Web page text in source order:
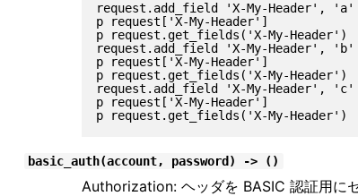
request.add_field 'X-My-Header', 'a'
p request['X-My-Header']
p request.get_fields('X-My-Header')
request.add_field 'X-My-Header', 'b'
p request['X-My-Header']
p request.get_fields('X-My-
request.add_field 'X-My-Header', 'c'
p request['X-My-Header']
basic_auth(account, password) -> ()
Authorization: ヘッダを BASIC 認証用にセ